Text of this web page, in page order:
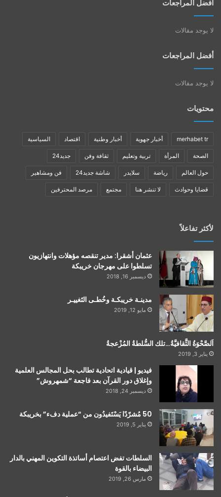
أفضل المراجعات
لا يوجد مقالات
أفضل المراجعات
لا يوجد مقالات
محتويات
merhabet tr أخبار جهوية أخبار وطنية اقتصاد السياسية
الصحة المرأة تربية وتعليم ثقافة وفن جديد24
حول العالم رياضة سلايدر شاشة جديد24 فن ومشاهير
قضايا وحوادث لا تنشر هنا مجتمع مرصد المحترفين
لأكثر تفاعلاً
عثمان أشقرا: مدير تنقصه مؤهلات وانتهازيون
تسلطوا على مهرجان خريبكة
ديسمبر 16, 2018
مدينـة خريبكـة وخُطـى التَغييـر
مايو 12, 2019
اَلصَّحْوَةُ الثَّقافيَّةُ…تلك السُّلطةُ المُزْعجةُ
يناير 3, 2019
فيديو | قيادية اتحادية تطالب بحل المجالس العلمية
وإغلاق دور القرآن بعد فاجعة “شمهروش”
ديسمبر 24, 2018
50 مُشرّدًا يَسْتَفيدُون من “عملية دفء” بخريبكة
يناير 5, 2019
السلطات تفض اعتصام أساتذة التكوين المهني بالدار
البيضاء بالقوة
مارس 26, 2019